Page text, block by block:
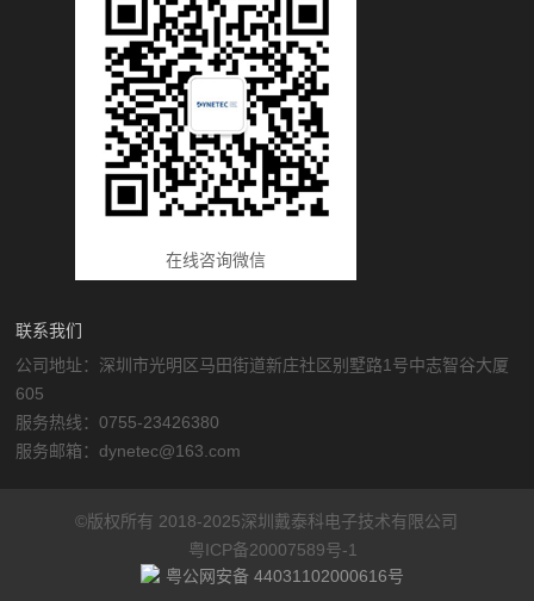
在线咨询微信
联系我们
公司地址：深圳市光明区马田街道新庄社区别墅路1号中志智谷大厦
605
服务热线：0755-23426380
服务邮箱：dynetec@163.com
©版权所有 2018-2025深圳戴泰科电子技术有限公司
粤ICP备20007589号-1
粤公网安备 44031102000616号